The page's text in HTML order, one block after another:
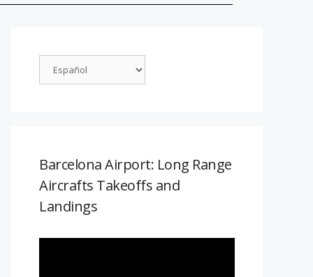
Barcelona Airport: Long Range
Aircrafts Takeoffs and
Landings